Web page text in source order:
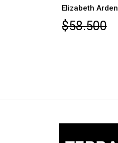
Elizabeth Arden
$58.500